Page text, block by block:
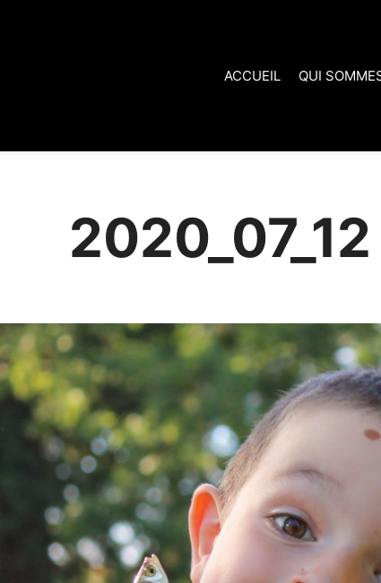
ACCUEIL QUI
2020_07_12